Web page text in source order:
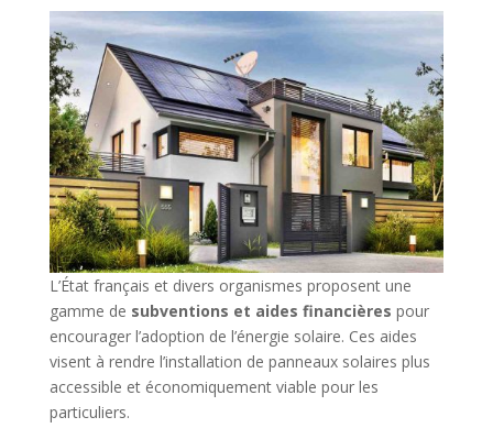
L’État français et divers organismes proposent une
gamme de subventions et aides financières pour
encourager l’adoption de l’énergie solaire. Ces aides
visent à rendre l’installation de panneaux solaires plus
accessible et économiquement viable pour les
particuliers.